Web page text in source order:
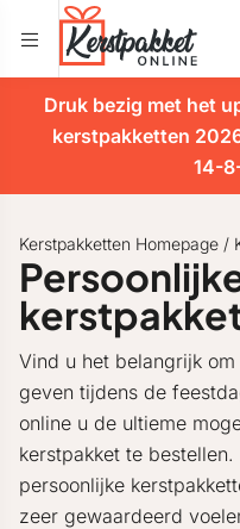
Druk bezig met het
kerstpakketten
14-
Kerstpakketten Homepage /
Vind u het belangrijk om
geven tijdens de
online u de ultieme
kerstpakket te
persoonlijke
zeer gewaardeerd